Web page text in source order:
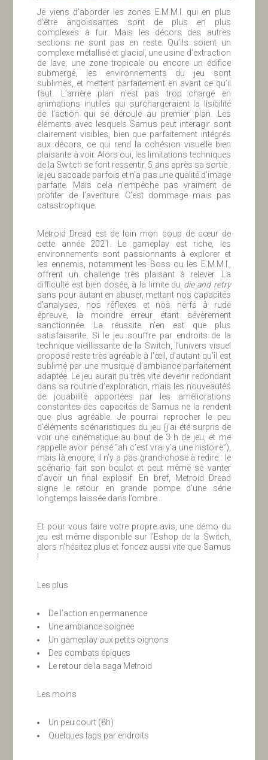
Je viens d’aborder les zones E.M.M.I. qui en plus
d’être angoissantes sont de plus en plus
complexes à fuir. Mais les décors des autres
sections ne sont pas en reste. Qu’ils soient un
complexe métallisé et glacial, une usine d’extraction
de lave, une zone tropicale ou encore un édifice
submergé, les environnements du jeu sont
sublimes, et mettent parfaitement en avant ce qu’il
faut. L’arrière plan n’est pas trop chargé en
animations inutiles qui surchargeraient la lisibilité
de l’action qui se déroule au premier plan. Les
éléments avec lesquels Samus peut interagir sont
clairement visibles, bien que parfaitement intégrés
aux décors, ce qui rend la cohésion visuelle bien
plaisante à voir. Alors oui, les limitations techniques
de la Switch se font ressentir, 5 ans après sa sortie :
le jeu saccade parfois et n’a pas une qualité d’image
parfaite. Mais cela n’empêche pas vraiment de
profiter de l’aventure. C’est dommage mais pas
catastrophique.
Metroid Dread est de loin mon coup de cœur de
cette année 2021. Le gameplay est riche, les
environnements sont passionnants à explorer et
les ennemis, notamment les Boss ou les E.M.M.I.,
offrent un challenge très plaisant à relever. La
difficulté est bien dosée, à la limite du die and retry
sans pour autant en abuser, mettant nos capacités
d’analyses, nos réflexes et nos nerfs à rude
épreuve, la moindre erreur étant sévèrement
sanctionnée. La réussite n’en est que plus
satisfaisante. Si le jeu souffre par endroits de la
technique vieillissante de la Switch, l’univers visuel
proposé reste très agréable à l’œil, d’autant qu’il est
sublimé par une musique d’ambiance parfaitement
adaptée. Le jeu aurait pu très vite devenir redondant
dans sa routine d’exploration, mais les nouveautés
de jouabilité apportées par les améliorations
constantes des capacités de Samus ne la rendent
que plus agréable. Je pourrai reprocher le peu
d’éléments scénaristiques du jeu (j’ai été surpris de
voir une cinématique au bout de 3 h de jeu, et me
rappelle avoir pensé “ah c’est vrai y’a une histoire”),
mais là encore, il n’y a pas grand-chose à redire : le
scénario fait son boulot et peut même se vanter
d’avoir un final explosif. En bref, Metroid Dread
signe le retour en grande pompe d’une série
longtemps laissée dans l’ombre…
Et pour vous faire votre propre avis, une démo du
jeu est même disponible sur l’Eshop de la Switch,
alors n’hésitez plus et foncez aussi vite que Samus
!
Les plus
De l’action en permanence
Une ambiance soignée
Un gameplay aux petits oignons
Des combats épiques
Le retour de la saga Metroid
Les moins
Un peu court (8h)
Quelques lags par endroits